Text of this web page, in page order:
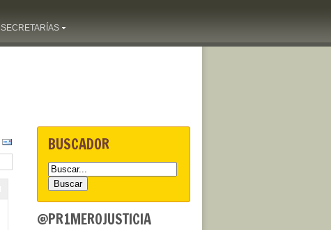
SECRETARÍAS
BUSCADOR
@PR1MEROJUSTICIA